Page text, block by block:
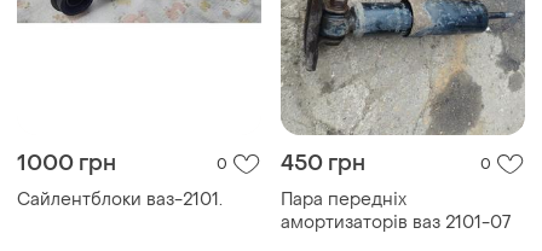
1000 грн 0
Сайлентблоки ваз-2101.
450 грн 0
Пара передніх
амортизаторів ваз 2101-07